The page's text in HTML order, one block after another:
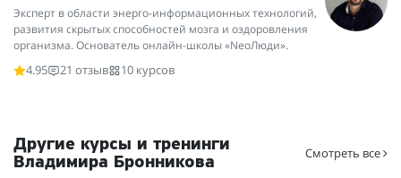
Эксперт в области энерго-информационных технологий,
развития скрытых способностей мозга и оздоровления
организма. Основатель онлайн-школы «NeoЛюди».
4.95
21 отзыв 10 курсов
Другие курсы и тренинги
Владимира Бронникова
Смотреть все